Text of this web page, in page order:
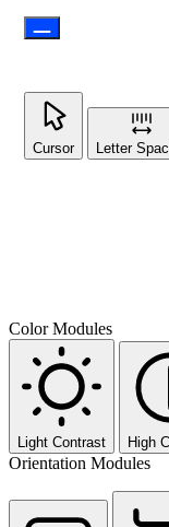
Cursor Letter
Color Modules
Light Contrast High
Orientation Modules